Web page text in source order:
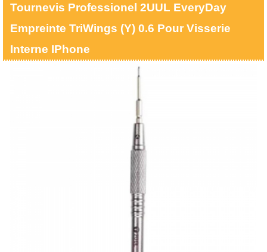
Tournevis Professionel 2UUL EveryDay
Empreinte TriWings (Y) 0.6 Pour Visserie
Interne IPhone